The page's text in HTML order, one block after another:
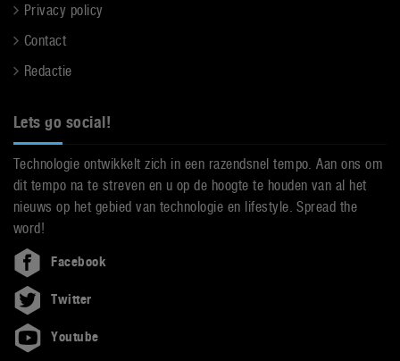
Privacy policy
Contact
Redactie
Lets go social!
Technologie ontwikkelt zich in een razendsnel tempo. Aan ons om
dit tempo na te streven en u op de hoogte te houden van al het
nieuws op het gebied van technologie en lifestyle. Spread the
word!
Facebook
Twitter
Youtube